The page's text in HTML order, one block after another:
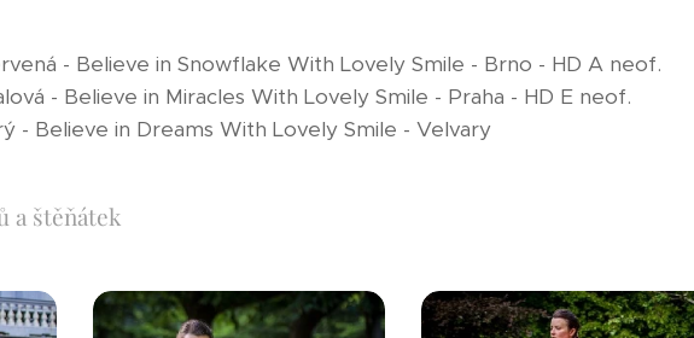
- Believe in Snowflake With Lovely Smile - Brno - HD A neof.
- Believe in Miracles With Lovely Smile - Praha - HD E neof.
- Believe in Dreams With Lovely Smile - Velvary
a štěňátek